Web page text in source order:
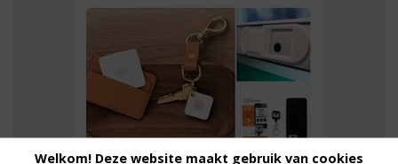
Welkom! Deze website maakt gebruik van cookies